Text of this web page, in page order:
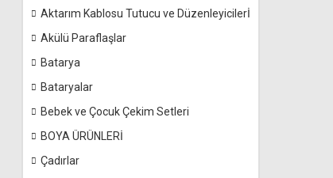
Aktarım Kablosu Tutucu ve Düzenleyicilerİ
Akülü Paraflaşlar
Batarya
Bataryalar
Bebek ve Çocuk Çekim Setleri
BOYA ÜRÜNLERİ
Çadırlar